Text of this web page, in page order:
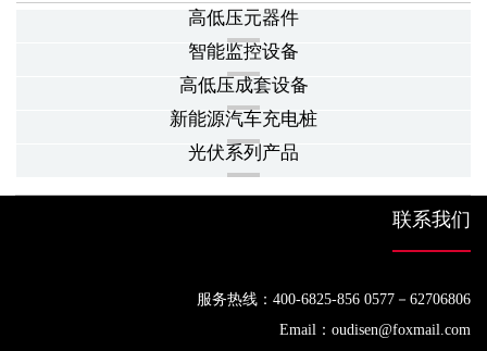
高低压元器件
智能监控设备
高低压成套设备
新能源汽车充电桩
光伏系列产品
联系我们
服务热线：400-6825-856 0577－62706806
Email：oudisen@foxmail.com